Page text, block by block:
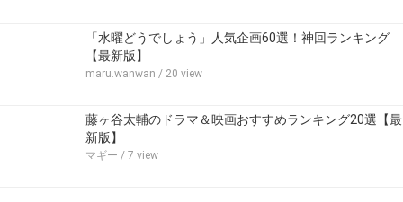
「水曜どうでしょう」人気企画60選！神回ランキング
【最新版】
maru.wanwan / 20 view
藤ヶ谷太輔のドラマ＆映画おすすめランキング20選【最
新版】
マギー / 7 view